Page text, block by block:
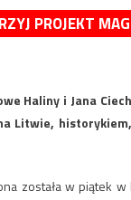
PROJEKT
Haliny i Jana
Litwie,
została w piątek